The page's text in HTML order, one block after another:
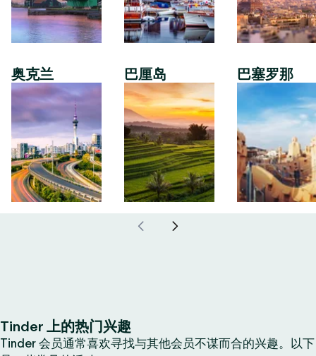
奥克兰 巴厘岛 巴塞罗那
Tinder 上的热门兴趣
Tinder 会员通常喜欢寻找与其他会员不谋而合的兴趣。以下